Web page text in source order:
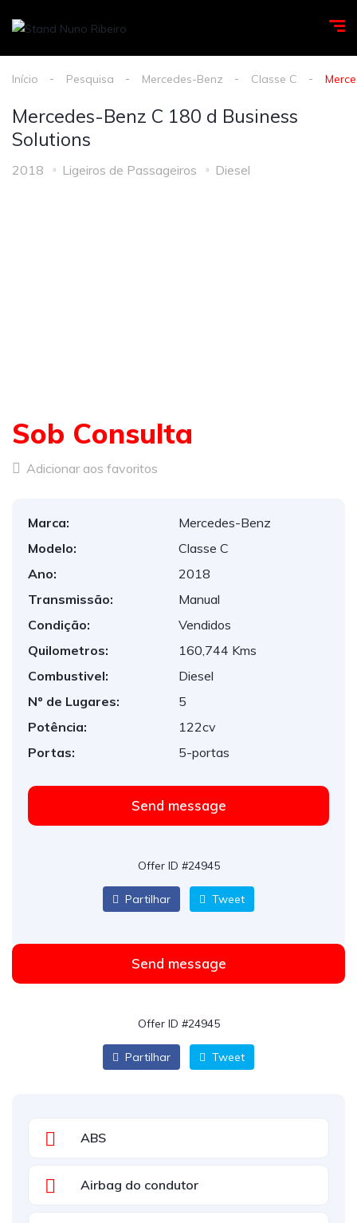
Início Pesquisa Mercedes-Benz Classe C
Mercedes-Benz C 180 d Business
Solutions
2018 Ligeiros de Passageiros Diesel
Sob Consulta
Adicionar aos favoritos
Marca:
Mercedes-Benz
Modelo:
Classe C
Ano:
2018
Transmissão:
Manual
Condição:
Vendidos
Quilometros:
160,744 Kms
Combustivel:
Diesel
Nº de Lugares:
5
Potência:
122cv
Portas:
5-portas
Send message
Offer ID #24945
Partilhar Tweet
Send message
Offer ID #24945
Partilhar Tweet
ABS
Airbag do condutor